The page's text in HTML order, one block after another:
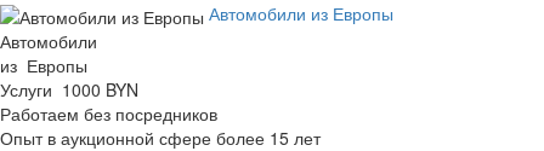
Автомобили из Европы
Автомобили
из Европы
Услуги 1000 BYN
Работаем без посредников
Опыт в аукционной сфере более 15 лет